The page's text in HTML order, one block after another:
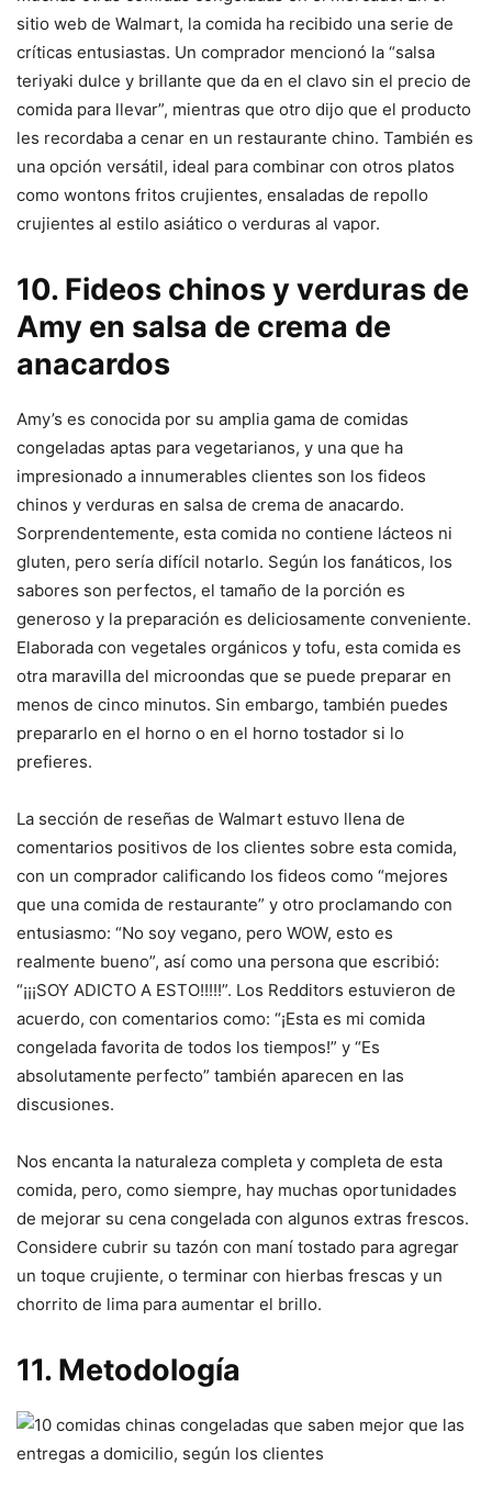
sitio web de Walmart, la comida ha recibido una serie de
críticas entusiastas. Un comprador mencionó la “salsa
teriyaki dulce y brillante que da en el clavo sin el precio de
comida para llevar”, mientras que otro dijo que el producto
les recordaba a cenar en un restaurante chino. También es
una opción versátil, ideal para combinar con otros platos
como wontons fritos crujientes, ensaladas de repollo
crujientes al estilo asiático o verduras al vapor.
10. Fideos chinos y verduras de
Amy en salsa de crema de
anacardos
Amy’s es conocida por su amplia gama de comidas
congeladas aptas para vegetarianos, y una que ha
impresionado a innumerables clientes son los fideos
chinos y verduras en salsa de crema de anacardo.
Sorprendentemente, esta comida no contiene lácteos ni
gluten, pero sería difícil notarlo. Según los fanáticos, los
sabores son perfectos, el tamaño de la porción es
generoso y la preparación es deliciosamente conveniente.
Elaborada con vegetales orgánicos y tofu, esta comida es
otra maravilla del microondas que se puede preparar en
menos de cinco minutos. Sin embargo, también puedes
prepararlo en el horno o en el horno tostador si lo
prefieres.
La sección de reseñas de Walmart estuvo llena de
comentarios positivos de los clientes sobre esta comida,
con un comprador calificando los fideos como “mejores
que una comida de restaurante” y otro proclamando con
entusiasmo: “No soy vegano, pero WOW, esto es
realmente bueno”, así como una persona que escribió:
“¡¡¡SOY ADICTO A ESTO!!!!!”. Los Redditors estuvieron de
acuerdo, con comentarios como: “¡Esta es mi comida
congelada favorita de todos los tiempos!” y “Es
absolutamente perfecto” también aparecen en las
discusiones.
Nos encanta la naturaleza completa y completa de esta
comida, pero, como siempre, hay muchas oportunidades
de mejorar su cena congelada con algunos extras frescos.
Considere cubrir su tazón con maní tostado para agregar
un toque crujiente, o terminar con hierbas frescas y un
chorrito de lima para aumentar el brillo.
11. Metodología